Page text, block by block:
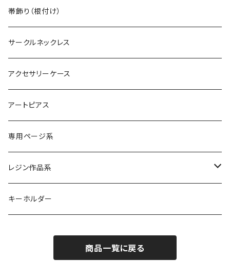
ヴィンテージイヤカフ
デカマルチョーカー
シルバーブレスレット
帯飾り（根付け）
サークルネックレス
アクセサリーケース
アートピアス
専用ページ系
レジン作品系
レジンリング
キーホルダー
商品一覧に戻る